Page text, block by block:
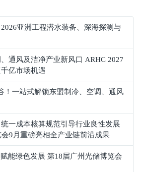
亚洲工程潜水装备、深海探测与
通风及洁净产业新风口 ARHC 2027
亿市场机遇
！一站式解锁东盟制冷、空调、通风
一成本核算规范引导行业良性发展
9月重磅亮相全产业链前沿成果
能绿色发展 第18届广州光储博览会